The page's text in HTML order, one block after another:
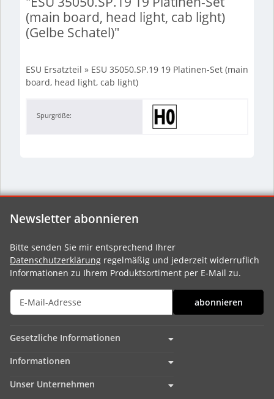
(main board, head light, cab light)
(Gelbe Schatel)"
ESU Ersatzteil » ESU 35050.SP.19 19 Platinen-Set (main
board, head light, cab light)
Spurgröße:
Newsletter abonnieren
Bitte senden Sie mir entsprechend Ihrer
Datenschutzerklärung regelmäßig und jederzeit widerruflich
Informationen zu Ihrem Produktsortiment per E-Mail zu.
abonnieren
Gesetzliche Informationen
Informationen
Unser Unternehmen